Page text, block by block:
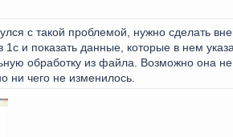
с такой проблемой, нужно сделать
1с и показать данные, которые в нем
обработку из файла. Возможно она
ни чего не изменилось.